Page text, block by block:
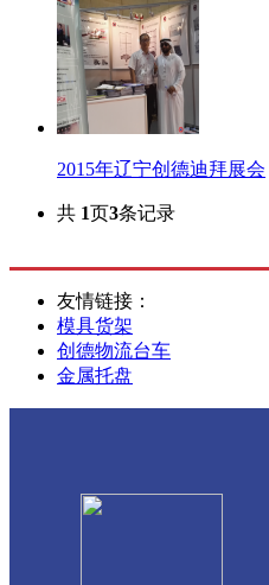
2015年辽宁创德迪拜展会
共 1页3条记录
友情链接：
模具货架
创德物流台车
金属托盘